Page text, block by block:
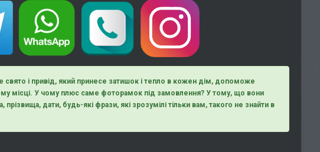
і привід, який принесе затишок і тепло в кожен дім, допоможе
місці. У чому плюс саме фоторамок під замовлення? У тому, що вони
дати, будь-які фрази, які зрозумілі тільки вам, такого не знайти в